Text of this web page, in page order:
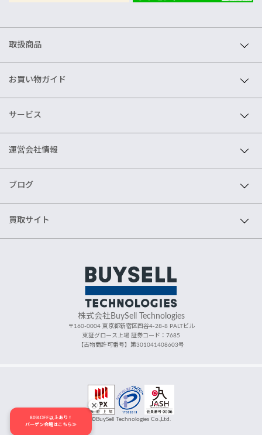
取扱商品
お買い物ガイド
サービス
運営会社情報
ブログ
買取サイト
株式会社BuySell Technologies
〒160-0004 東京都新宿区四谷4-28-8 PALTビル
東証グロース上場 証券コード：7685
【古物商許可番号】第301041408603号
©BuySell Technologies Co.,Ltd.
80%OFF以上あり！
バーゲン会場はこちら≫